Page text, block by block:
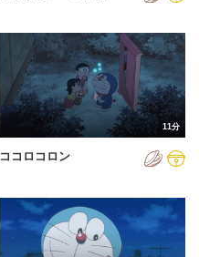
11分
ココロコロン